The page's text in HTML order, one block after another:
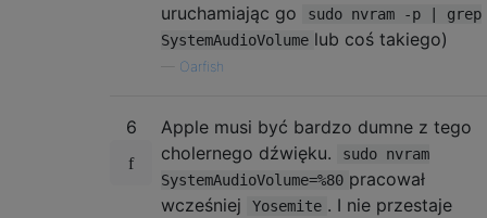
uruchamiając go
sudo nvram -p | grep
SystemAudioVolume lub coś takiego)
Oarfish
6
Apple musi być bardzo dumne z tego
cholernego dźwięku.
sudo nvram
SystemAudioVolume=%80 pracował
wcześniej
Yosemite . I nie przestaje